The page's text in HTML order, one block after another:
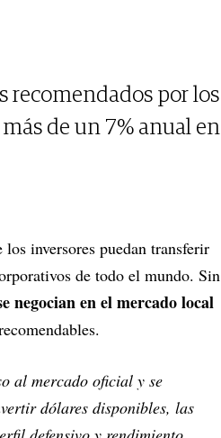
recomendados por los
de un 7% anual en
inversores puedan transferir
de todo el mundo. Sin
negocian en el mercado local
al mercado oficial y se
dólares disponibles, las